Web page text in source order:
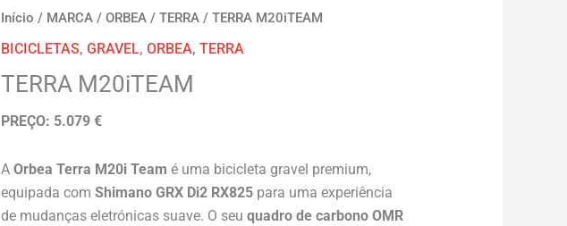
Início / MARCA /ORBEA /TERRA / TERRA M20iTEAM
BICICLETAS,GRAVEL,ORBEA,TERRA
TERRA M20iTEAM
PREÇO: 5.079 €
AOrbea Terra M20i Team é uma bicicleta gravel premium,
equipada comShimano GRX Di2 RX825 para uma experiência
de mudanças eletrónicas suave. O seuquadro de carbono OMR